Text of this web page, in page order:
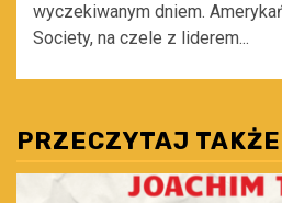
wyczekiwanym dniem.
Society, na czele z liderem...
PRZECZYTAJ TAKŻE